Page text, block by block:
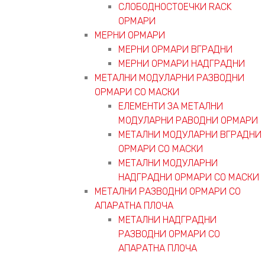
СЛОБОДНОСТОЕЧКИ RACK
ОРМАРИ
МЕРНИ ОРМАРИ
МЕРНИ ОРМАРИ ВГРАДНИ
МЕРНИ ОРМАРИ НАДГРАДНИ
МЕТАЛНИ МОДУЛАРНИ РАЗВОДНИ
ОРМАРИ СО МАСКИ
ЕЛЕМЕНТИ ЗА МЕТАЛНИ
МОДУЛАРНИ РАВОДНИ ОРМАРИ
МЕТАЛНИ МОДУЛАРНИ ВГРАДНИ
ОРМАРИ СО МАСКИ
МЕТАЛНИ МОДУЛАРНИ
НАДГРАДНИ ОРМАРИ СО МАСКИ
МЕТАЛНИ РАЗВОДНИ ОРМАРИ СО
АПАРАТНА ПЛОЧА
МЕТАЛНИ НАДГРАДНИ
РАЗВОДНИ ОРМАРИ СО
АПАРАТНА ПЛОЧА